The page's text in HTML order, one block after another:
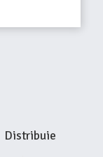
Distribuie